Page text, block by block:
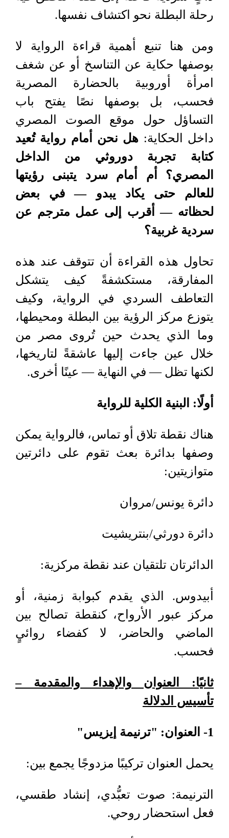
رحلة البطلة نحو اكتشاف نفسها.
ومن هنا تنبع أهمية قراءة الرواية لا
بوصفها حكاية عن التناسخ أو عن شغف
امرأة أوروبية بالحضارة المصرية
فحسب، بل بوصفها نصًا يفتح باب
التساؤل حول موقع الصوت المصري
داخل الحكاية: هل نحن أمام رواية تُعيد
كتابة تجربة دوروثي من الداخل
المصري؟ أم أمام سرد يتبنى رؤيتها
للعالم حتى يكاد يبدو — في بعض
لحظاته — أقرب إلى عمل مترجم عن
سردية غربية؟
تحاول هذه القراءة أن تتوقف عند هذه
المفارقة، مستكشفةً كيف يتشكل
التعاطف السردي في الرواية، وكيف
يتوزع مركز الرؤية بين البطلة ومحيطها،
وما الذي يحدث حين تُروى مصر من
خلال عين جاءت إليها عاشقةً لتاريخها،
لكنها تظل — في النهاية — عينًا أخرى.
أولًا: البنية الكلية للرواية
هناك نقطة تلاق أو تماس، فالرواية يمكن
وصفها بدائرة بعث تقوم على دائرتين
متوازيتين:
دائرة يونس/مروان
دائرة دورثي/بنتريشيت
الدائرتان تلتقيان عند نقطة مركزية:
أبيدوس. الذي يقدم كبوابة زمنية، أو
مركز عبور الأرواح، كنقطة تصالح بين
الماضي والحاضر، لا كفضاء روائيٍ
فحسب.
ثانيًا: العنوان والإهداء والمقدمة –
تأسيس الدلالة
1- العنوان: "ترنيمة إيزيس"
يحمل العنوان تركيبًا مزدوجًا يجمع بين:
الترنيمة: صوت تعبُّدي، إنشاد طقسي،
فعل استحضار روحي.